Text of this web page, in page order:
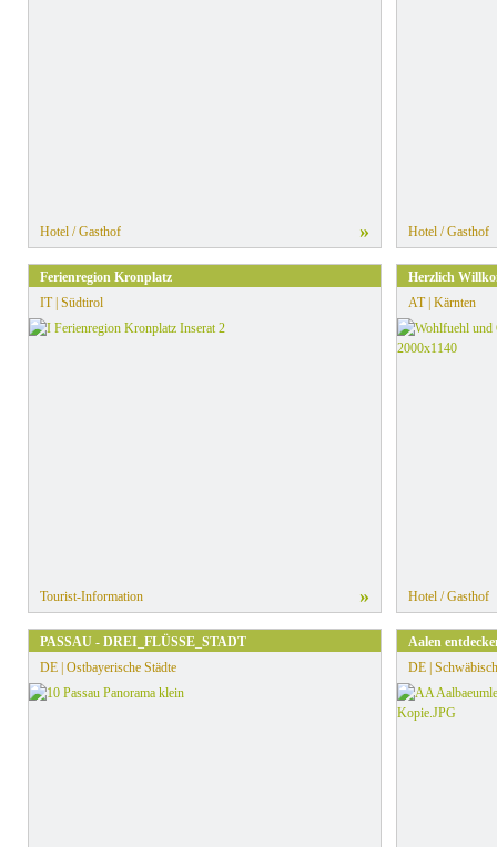
Hotel / Gasthof » Hotel / Gasthof
Ferienregion Kronplatz
IT | Südtirol
Tourist-Information »
Herzlich
AT | Kärnten
Hotel / Gasthof
PASSAU - DREI_FLÜSSE_STADT
DE | Ostbayerische Städte
Aalen
DE |